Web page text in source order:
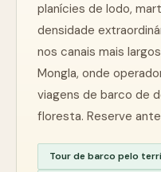
planícies de lodo,
densidade
nos canais mais
Mongla, onde
viagens de barco de
floresta. Reserve
Tour de barco pelo